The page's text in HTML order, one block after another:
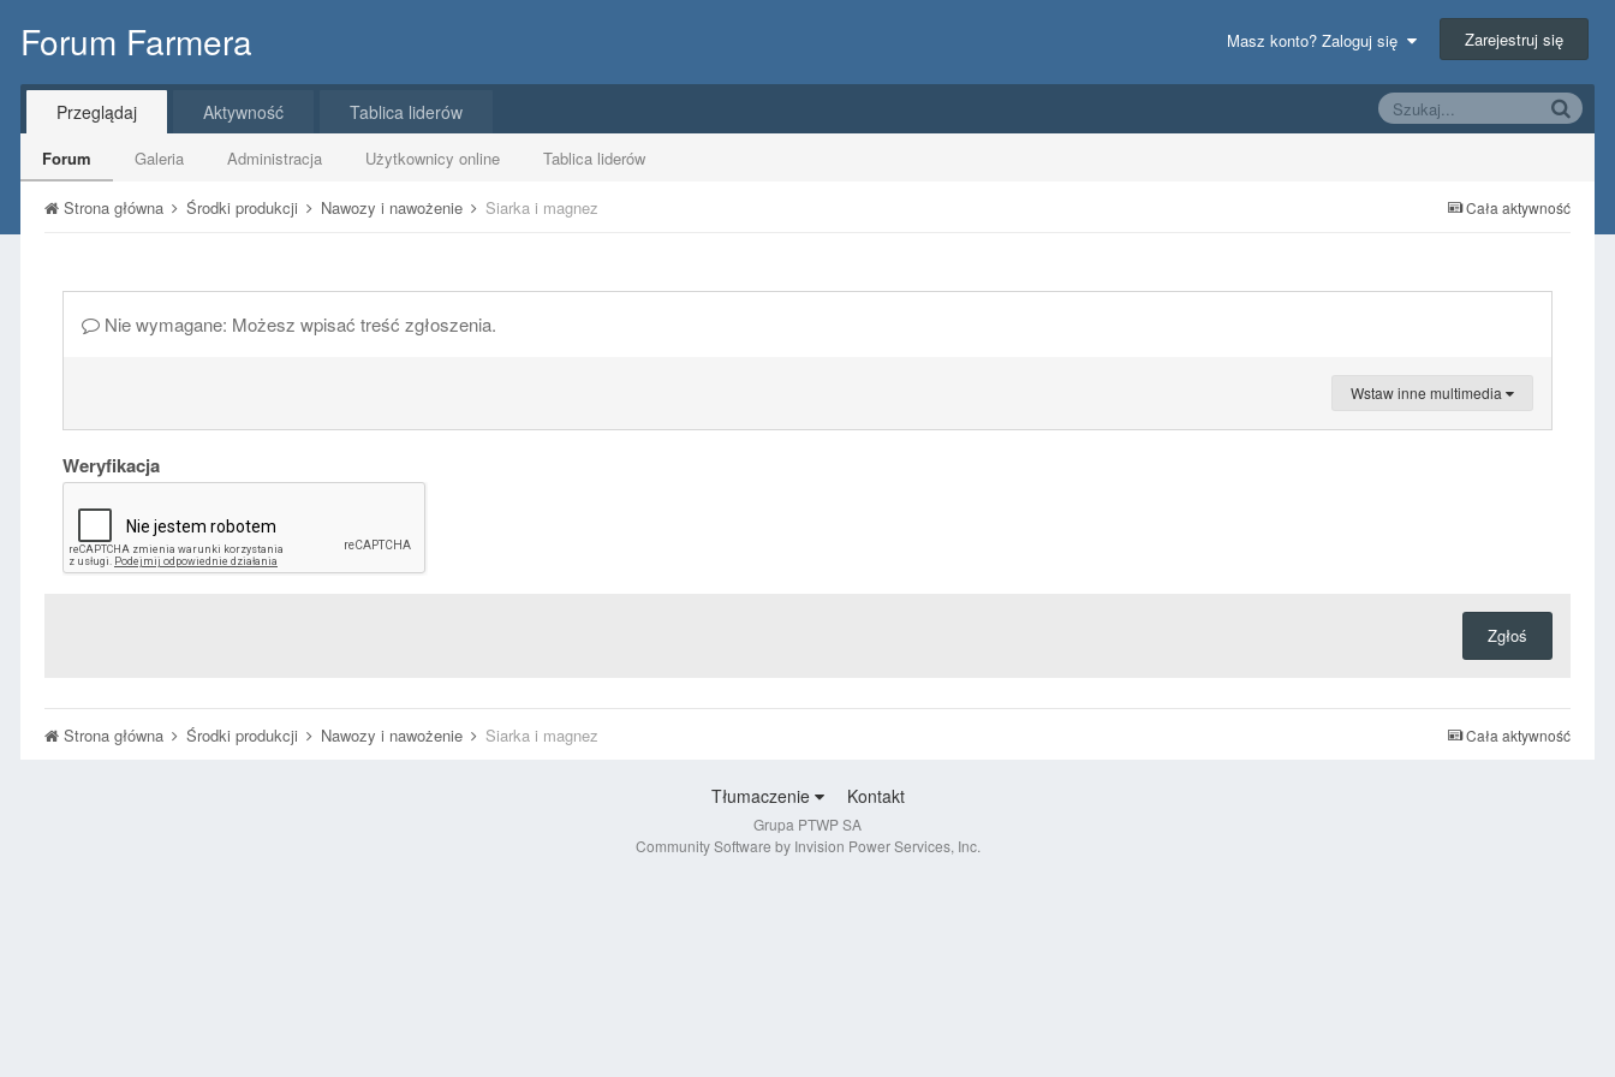
Forum Farmera Masz konto? Zaloguj się Zarejestruj się
Przeglądaj
Forum Galeria Administracja Użytkownicy online Tablica liderów
Aktywność Tablica liderów
Cała aktywność
Strona główna Środki produkcji Nawozy i nawożenie Siarka i magnez
Nie wymagane: Możesz wpisać treść zgłoszenia.
Wstaw inne multimedia
Weryfikacja
Zgłoś
Cała aktywność
Strona główna Środki produkcji Nawozy i nawożenie Siarka i magnez
Tłumaczenie Kontakt
Grupa PTWP SA
Community Software by Invision Power Services, Inc.